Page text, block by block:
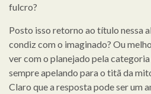
fulcro?
Posto isso retorno ao título nessa
condiz com o imaginado? Ou
ver com o planejado pela
sempre apelando para o titã da
Claro que a resposta pode ser um